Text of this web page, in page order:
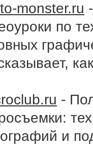
monster.ru
по
-
и